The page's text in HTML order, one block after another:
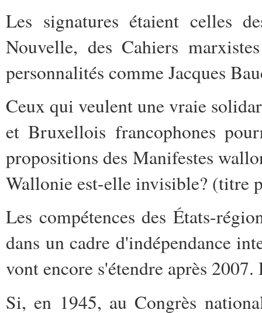
Les signatures étaient celles
Nouvelle, des Cahiers
personnalités comme Jacques
Ceux qui veulent une vraie
et Bruxellois francophones
propositions des Manifestes
Wallonie est-elle invisible? (titre
Les compétences des États-
dans un cadre d'indépendance
vont encore s'étendre après
Si, en 1945, au Congrès